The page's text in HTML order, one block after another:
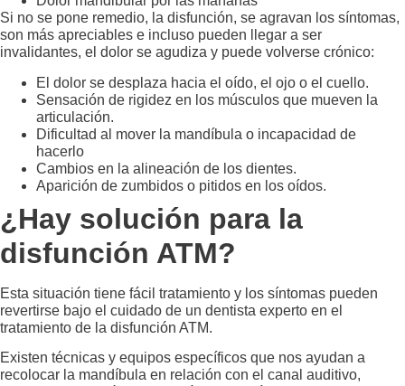
Si no se pone remedio, la disfunción, se agravan los síntomas,
son más apreciables e incluso pueden llegar a ser
invalidantes, el dolor se agudiza y puede volverse crónico:
El dolor se desplaza hacia el oído, el ojo o el cuello.
Sensación de rigidez en los músculos que mueven la
articulación.
Dificultad al mover la mandíbula o incapacidad de
hacerlo
Cambios en la alineación de los dientes.
Aparición de zumbidos o pitidos en los oídos.
¿Hay solución para la
disfunción ATM?
Esta situación tiene fácil tratamiento y los síntomas pueden
revertirse bajo el cuidado de un dentista experto en el
tratamiento de la disfunción ATM.
Existen técnicas y equipos específicos que nos ayudan a
recolocar la mandíbula en relación con el canal auditivo,